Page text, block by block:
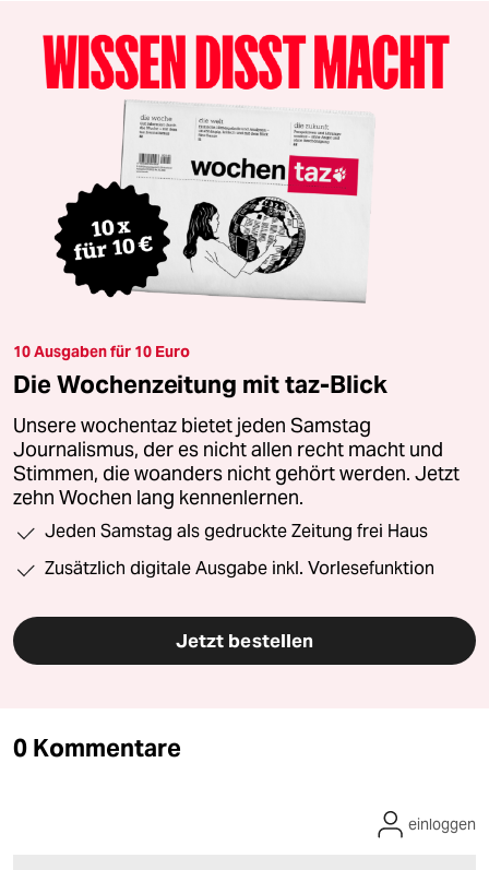
10 Ausgaben für 10 Euro
Die Wochenzeitung mit taz-Blick
Unsere wochentaz bietet jeden Samstag
Journalismus, der es nicht allen recht macht und
Stimmen, die woanders nicht gehört werden. Jetzt
zehn Wochen lang kennenlernen.
Jeden Samstag als gedruckte Zeitung frei Haus
Zusätzlich digitale Ausgabe inkl. Vorlesefunktion
Jetzt bestellen
0 Kommentare
einloggen